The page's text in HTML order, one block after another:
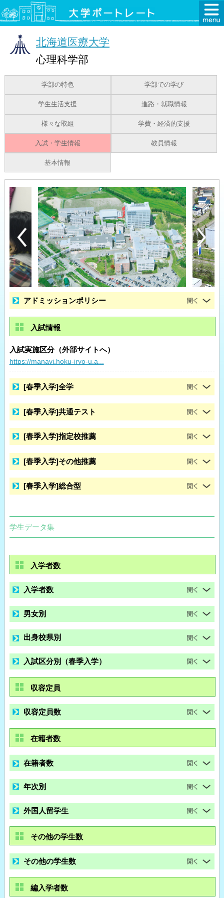
北海道医療大学
心理科学部
学部の特色 学部での学び
学生生活支援 進路・就職情報
様々な取組 学費・経済的支援
入試・学生情報 教員情報
基本情報
アドミッションポリシー
入試情報
入試実施区分（外部サイトへ）
https://manavi.hoku-iryo-u.a...
[春季入学]全学
[春季入学]共通テスト
[春季入学]指定校推薦
[春季入学]その他推薦
[春季入学]総合型
学生データ集
入学者数
入学者数
男女別
出身校県別
入試区分別（春季入学）
収容定員
収容定員数
在籍者数
在籍者数
年次別
外国人留学生
その他の学生数
その他の学生数
編入学者数